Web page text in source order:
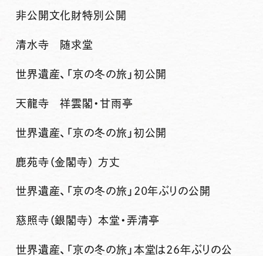
非公開文化財特別公開
清水寺 随求堂
世界遺産、「京の冬の旅」初公開
天龍寺 祥雲閣・甘雨亭
世界遺産、「京の冬の旅」初公開
鹿苑寺（金閣寺） 方丈
世界遺産、「京の冬の旅」20年ぶりの公開
慈照寺（銀閣寺） 本堂・弄清亭
世界遺産、「京の冬の旅」本堂は26年ぶりの公